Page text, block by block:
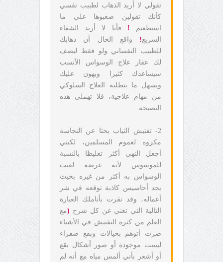
تقولي لا أريد الذهاب لطبيب نفسي
كأنك تقولين صعبوها علي ما
استطعتم ! فأنا لا أريد الشفاء
السريع! واقع الحال أن ذهابك
للطبيب النفساني ولو فقط ليصف
لك عقار علاج الوسواس الأنسب
سيساعدك كثيرا ويهون عليك
ويسهل ما يتطلبه العلاج السلوكي
من مهام علاجية، فلا تهملي هذه
النصيحة.
2- تفتيش الثياب بحثا عن النجاسة
مكروه لعموم المسلمين، لكنني
أجعل النهي أكثر تغليظا بالنسبة
للموسوس لأنه عرضة لعبث
الوسواس به أكثر من غيره بحيث
يجد أحاسيس كاذبة توقعه في شر
أعماله، وقد نقرت بأناملك العبارة
التالية التي تغني عن كل شرح (مع
العلم من كثرة التفتيش في الأشياء
صرت أتوهم بخيالات وبقع صفراء
ليست موجودة أو صور أشكال بقع
أو أشعر بأني ألمس مياه مع أنه لم